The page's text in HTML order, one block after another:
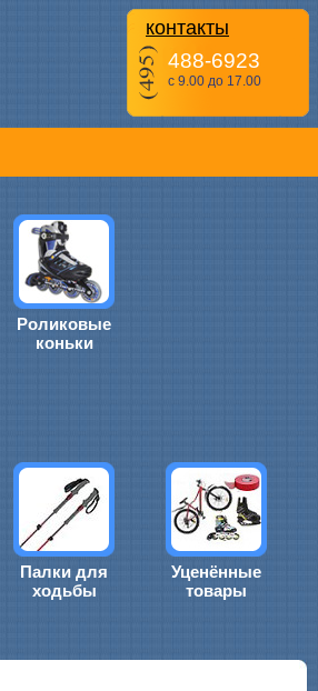
контакты
488-6923
с 9.00 до 17.00
Роликовые
коньки
Палки для
ходьбы
Уценённые
товары